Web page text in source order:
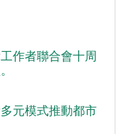
作者聯合會十周
元模式推動都市